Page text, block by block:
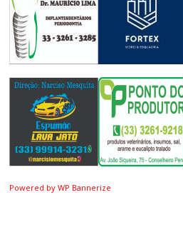
Powered by WP Bannerize